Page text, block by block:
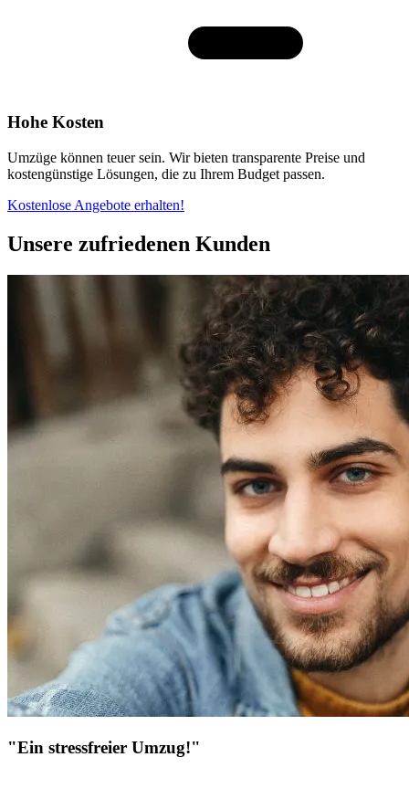
Hohe Kosten
Umzüge können teuer sein. Wir bieten transparente Preise und
kostengünstige Lösungen, die zu Ihrem Budget passen.
Kostenlose Angebote erhalten!
Unsere zufriedenen Kunden
"Ein stressfreier Umzug!"